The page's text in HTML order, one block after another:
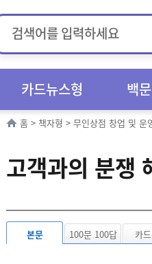
카드뉴스형 백
홈 > 책자형 > 무인상점 창업 및 운
고객과의 분쟁
본문 100문 100답 카